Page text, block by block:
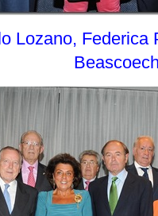
Lozano,